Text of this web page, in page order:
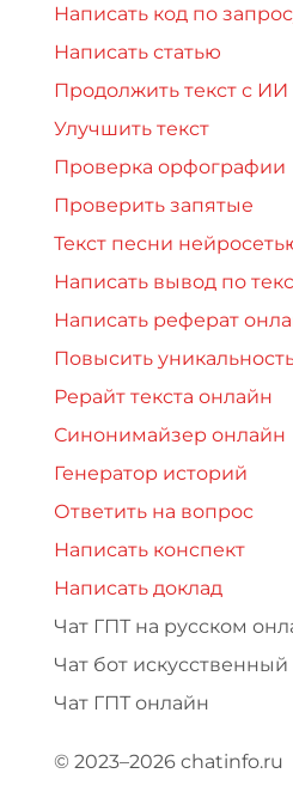
Написать код по
Написать статью
Продолжить текст с ИИ
Улучшить текст
Проверка орфографии
Проверить запятые
Текст песни
Написать вывод по
Написать реферат
Повысить
Рерайт текста онлайн
Синонимайзер онлайн
Генератор историй
Ответить на вопрос
Написать конспект
Написать доклад
Чат ГПТ на русском
Чат бот
Чат ГПТ онлайн
© 2023–2026 chatinfo.ru